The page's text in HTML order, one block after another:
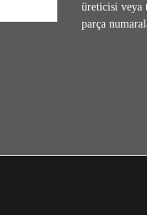
üreticisi veya
parça